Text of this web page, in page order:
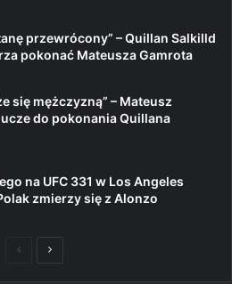
przewrócony” – Quillan Salkilld
pokonać Mateusza Gamrota
się mężczyzną” – Mateusz
do pokonania Quillana
na UFC 331 w Los Angeles
zmierzy się z Alonzo
PoprzedniaNastępna